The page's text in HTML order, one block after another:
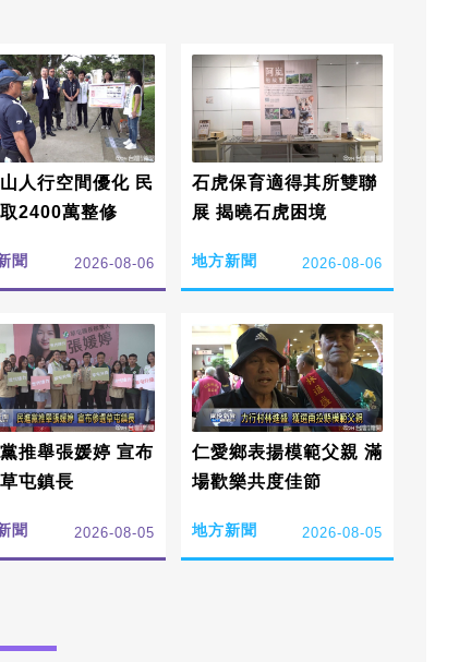
人行空間優化 民
2400萬整修
聞 2026-08-06
石虎保育適得其所雙聯
展 揭曉石虎困境
地方新聞 2026-08-06
推舉張媛婷 宣布
屯鎮長
聞 2026-08-05
仁愛鄉表揚模範父親 滿
場歡樂共度佳節
地方新聞 2026-08-05